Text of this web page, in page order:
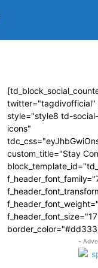
style="style8 td-
icons"
custom_title="Stay
-